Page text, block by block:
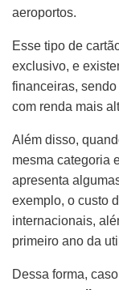
aeroportos.
Esse tipo de
exclusivo, e
financeiras,
com renda mais
Além disso,
mesma categoria
apresenta
exemplo, o custo
internacionais,
primeiro ano da
Dessa forma,